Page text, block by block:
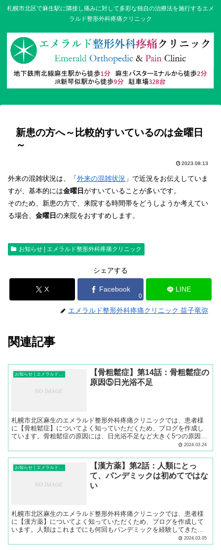
札幌市北区で麻生駅に隣接し痛みに対して多彩な独自の治療法を施行するエメ
ラルド整形外科疼痛クリニック
新患の方へ～比較的すいているのは金曜日
～
2023.08.13
外来の混雑状況は、「外来の混雑状況 」で近況をお伝えしていま
すが、基本的には金曜日がすいていることが多いです。
そのため、新患の方で、来院する時間帯をどうしようか考えてい
る場合、 金曜日の来院をおすすめします。
お知らせ | エメラルド整形外科疼痛クリニック
シェアする
X Facebook
0
LINE
エメラルド整形外科疼痛クリニック 益子竜弥
関連記事
【骨粗鬆症】第14話：骨粗鬆症の
原因⑤日光浴不足
札幌市北区麻生のエメラルド整形外科疼痛クリニックでは、患者様
に【骨粗鬆症】についてよく知っていただくため、ブログを作成し
ています。骨粗鬆症の原因には、日光浴不足など大きく5つの原因が
2024.03.24
【漢方薬】第2話：人類にとっ
て、パンデミックは初めてではな
い
札幌市北区麻生のエメラルド整形外科疼痛クリニックでは、患者様
に【漢方薬】についてよく知っていただくため、ブログを作成して
います。人類はこれまでにも何回もパンデミックを経験してきたこ
2024.03.05